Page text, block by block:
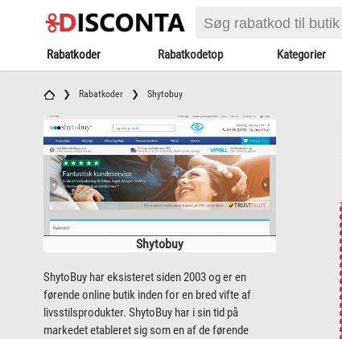
Rabatkoder Rabatkodetop Kategorier
Rabatkoder Shytobuy
Shytobuy
ShytoBuy har eksisteret siden 2003 og er en
førende online butik inden for en bred vifte af
livsstilsprodukter. ShytoBuy har i sin tid på
markedet etableret sig som en af ​​de førende